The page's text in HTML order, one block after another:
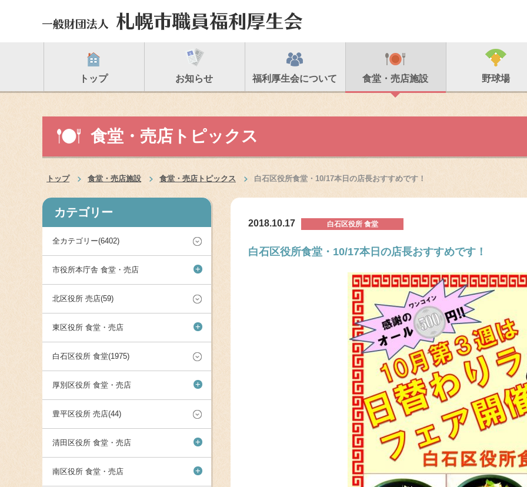
トップ お知らせ 福利厚生会について 食堂・売店施設 野球場
食堂・売店トピックス
トップ 食堂・売店施設 食堂・売店トピックス 白石区役所食堂・10/17本日の店長おすすめです！
カテゴリー
全カテゴリー(6402)
市役所本庁舎 食堂・売店 +
北区役所 売店(59)
東区役所 食堂・売店 +
白石区役所 食堂(1975)
厚別区役所 食堂・売店 +
豊平区役所 売店(44)
清田区役所 食堂・売店 +
南区役所 食堂・売店 +
2018.10.17 白石区役所 食堂
白石区役所食堂・10/17本日の店長おすすめです！